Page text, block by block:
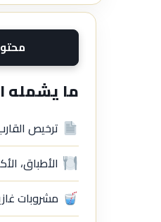
ما يشمله
ترخيص
الأطباق،
مشروبات